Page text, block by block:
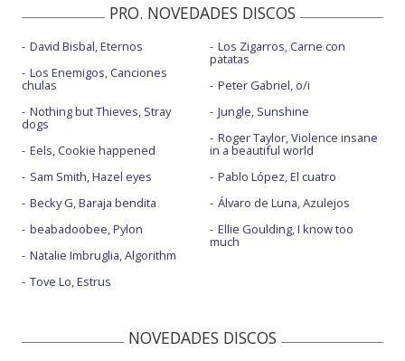
PRO. NOVEDADES DISCOS
David Bisbal, Eternos
Los Enemigos, Canciones
chulas
Nothing but Thieves, Stray
dogs
Eels, Cookie happened
Sam Smith, Hazel eyes
Becky G, Baraja bendita
beabadoobee, Pylon
Natalie Imbruglia, Algorithm
Tove Lo, Estrus
Los Zigarros, Carne con
patatas
Peter Gabriel, o/i
Jungle, Sunshine
Roger Taylor, Violence insane
in a beautiful world
Pablo López, El cuatro
Álvaro de Luna, Azulejos
Ellie Goulding, I know too
much
NOVEDADES DISCOS